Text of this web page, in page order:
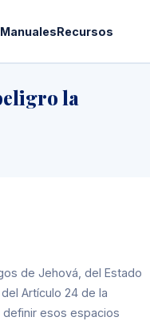
ManualesRecursos
la
de Jehová, del Estado
Artículo 24 de la
esos espacios